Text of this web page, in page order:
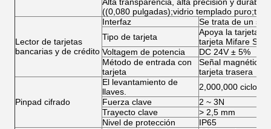
((0,080 pulgadas);vidrio templado
Lector de tarjetas
bancarias y de crédito
Interfaz
Se trata de un
Tipo de tarjeta
Apoya la tarjeta
tarjeta Mifare
Voltagem de potencia
DC 24V ± 5%
Método de entrada con
tarjeta
Señal magnética,
tarjeta trasera
Pinpad cifrado
El levantamiento de
llaves.
2,000,000 ciclos
Fuerza clave
2 ~ 3N
Trayecto clave
> 2,5 mm
Nivel de protección
IP65